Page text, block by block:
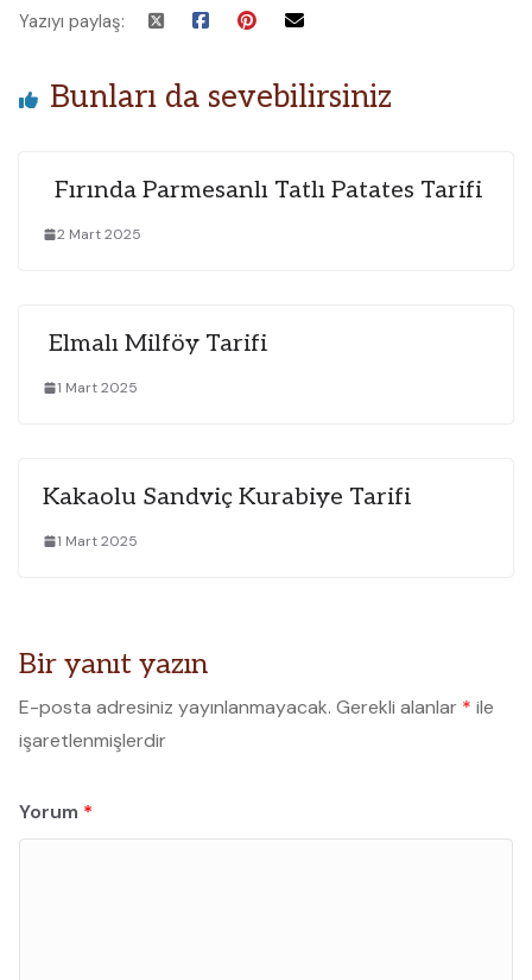
Yazıyı paylaş:
Bunları da sevebilirsiniz
Fırında Parmesanlı Tatlı Patates Tarifi
2 Mart 2025
Elmalı Milföy Tarifi
1 Mart 2025
Kakaolu Sandviç Kurabiye Tarifi
1 Mart 2025
Bir yanıt yazın
E-posta adresiniz yayınlanmayacak. Gerekli alanlar * ile
işaretlenmişlerdir
Yorum *